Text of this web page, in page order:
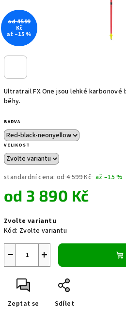
Ultratrail FX.One jsou lehké karbonové
běhy.
BARVA
VELIKOST
standardní cena: od 4 599 Kč až –15 %
od 3 890 Kč
cena:
Zvolte variantu
Kód: Zvolte variantu
+
−
Zeptat se Sdílet
od 4 599
Kč
až –15 %